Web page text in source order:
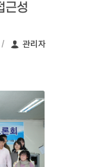
근성
작성자:
관리자